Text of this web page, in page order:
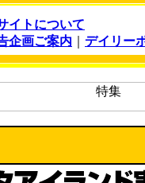
イトについて
企画ご案内 デイリー